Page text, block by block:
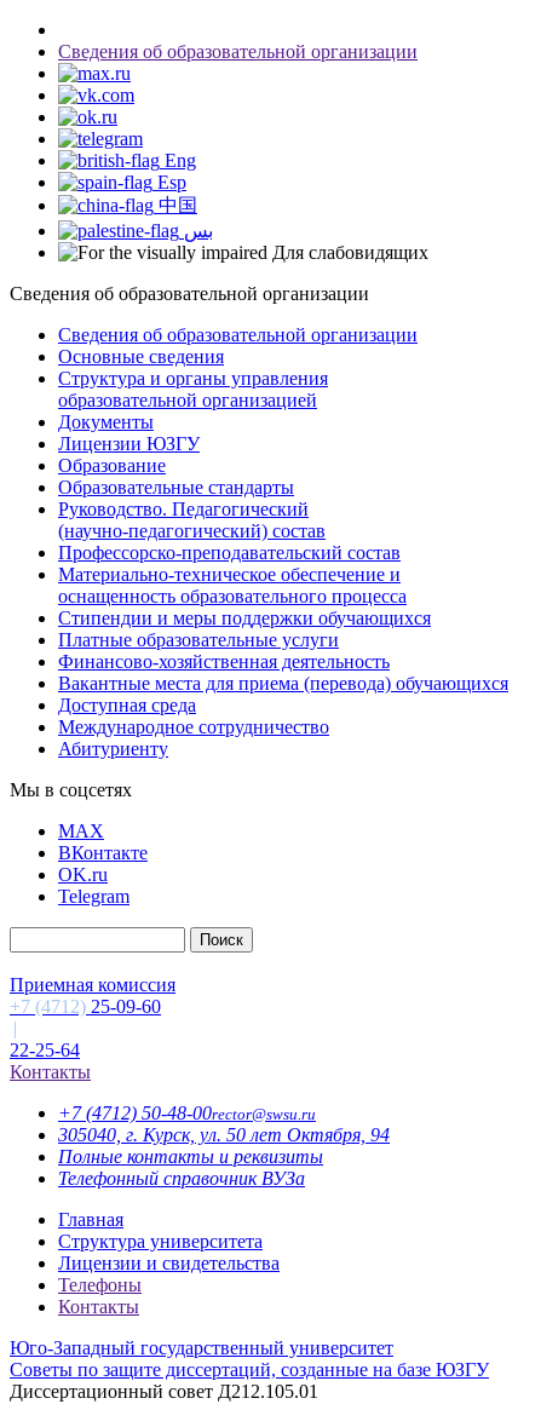
Сведения об образовательной организации
Eng
Esp
中国
بس
Для слабовидящих
Сведения об образовательной организации
Сведения об образовательной организации
Основные сведения
Структура и органы управления
образовательной организацией
Документы
Лицензии ЮЗГУ
Образование
Образовательные стандарты
Руководство. Педагогический
(научно-педагогический) состав
Профессорско-преподавательский состав
Материально-техническое обеспечение и
оснащенность образовательного процесса
Стипендии и меры поддержки обучающихся
Платные образовательные услуги
Финансово-хозяйственная деятельность
Вакантные места для приема (перевода) обучающихся
Доступная среда
Международное сотрудничество
Абитуриенту
Мы в соцсетях
MAX
ВКонтакте
OK.ru
Telegram
Приемная комиссия
+7 (4712) 25-09-60
|
22-25-64
Контакты
+7 (4712) 50-48-00rector@swsu.ru
305040, г. Курск, ул. 50 лет Октября, 94
Полные контакты и реквизиты
Телефонный справочник ВУЗа
Главная
Структура университета
Лицензии и свидетельства
Телефоны
Контакты
Юго-Западный государственный университет
Советы по защите диссертаций, созданные на базе ЮЗГУ
Диссертационный совет Д212.105.01